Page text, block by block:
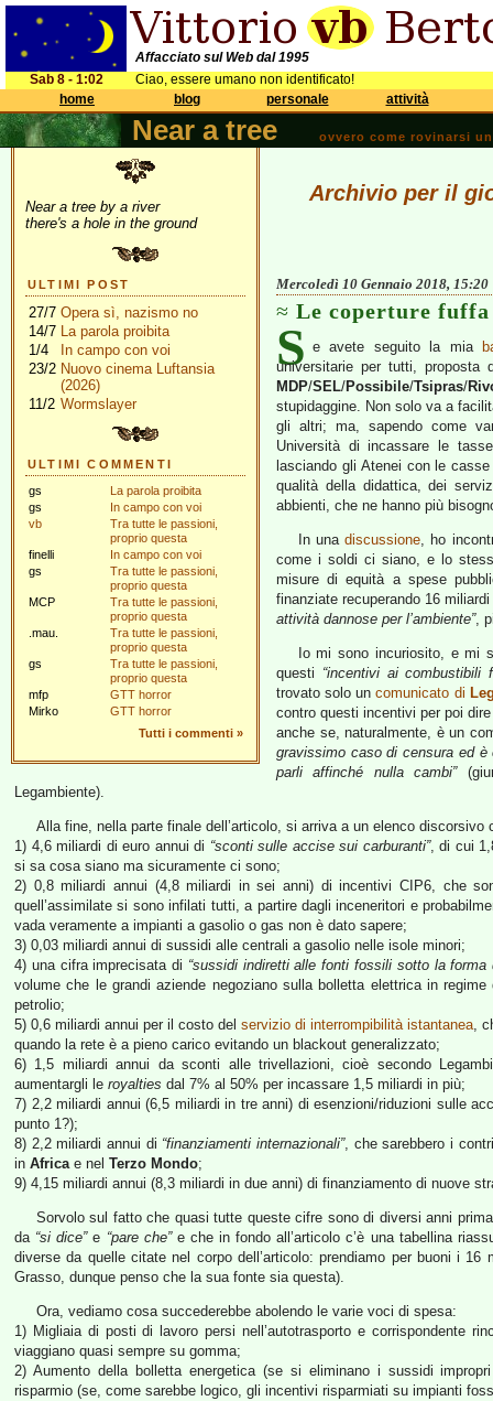
Affacciato sul Web dal 1995
Sab 8 - 1:02
Ciao, essere umano non identificato!
home
blog personale attività
Near a tree ovvero come rovinarsi
Near a tree by a river
there's a hole in the ground
ULTIMI POST
27/7 Opera sì, nazismo no
14/7 La parola proibita
1/4
In campo con voi
23/2 Nuovo cinema Luftansia
(2026)
11/2 Wormslayer
ULTIMI COMMENTI
gs
La parola proibita
gs
In campo con voi
vb
Tra tutte le passioni,
proprio questa
finelli
In campo con voi
gs
Tra tutte le passioni,
proprio questa
MCP
Tra tutte le passioni,
proprio questa
.mau.
Tra tutte le passioni,
proprio questa
gs
Tra tutte le passioni,
proprio questa
mfp
GTT horror
Mirko
GTT horror
Tutti i commenti »
Archivio per il
Mercoledì 10 Gennaio 2018, 15:20
Le coperture
S e avete seguito la mia
universitarie per tutti, proposta
MDP/SEL/Possibile/Tsipras/
stupidaggine. Non solo va a
gli altri; ma, sapendo come
Università di incassare le
lasciando gli Atenei con le
qualità della didattica, dei
abbienti, che ne hanno più
In unadiscussione, ho
come i soldi ci siano, e lo
misure di equità a spese
finanziate recuperando 16
attività dannose per l’ambiente”,
Io mi sono incuriosito, e mi
questi “incentivi ai combustibili
trovato solo uncomunicato di
contro questi incentivi per poi
anche se, naturalmente, è un
gravissimo caso di censura ed
parli affinché nulla cambi”
Legambiente).
Alla fine, nella parte finale dell’articolo, si arriva a un elenco discorsivo
1) 4,6 miliardi di euro annui di “sconti sulle accise sui carburanti”, di cui
si sa cosa siano ma sicuramente ci sono;
2) 0,8 miliardi annui (4,8 miliardi in sei anni) di incentivi CIP6, che
quell’assimilate si sono infilati tutti, a partire dagli inceneritori e
vada veramente a impianti a gasolio o gas non è dato sapere;
3) 0,03 miliardi annui di sussidi alle centrali a gasolio nelle isole minori;
4) una cifra imprecisata di “sussidi indiretti alle fonti fossili sotto la
volume che le grandi aziende negoziano sulla bolletta elettrica in
petrolio;
5) 0,6 miliardi annui per il costo del servizio di interrompibilità istantanea,
quando la rete è a pieno carico evitando un blackout generalizzato;
6) 1,5 miliardi annui da sconti alle trivellazioni, cioè secondo
aumentargli le royalties dal 7% al 50% per incassare 1,5 miliardi in più;
7) 2,2 miliardi annui (6,5 miliardi in tre anni) di esenzioni/riduzioni sulle
punto 1?);
8) 2,2 miliardi annui di “finanziamenti internazionali”, che sarebbero i
in Africae nel Terzo Mondo;
9) 4,15 miliardi annui (8,3 miliardi in due anni) di finanziamento di nuove
Sorvolo sul fatto che quasi tutte queste cifre sono di diversi anni
da “si dice”e “pare che”e che in fondo all’articolo c’è una tabellina
diverse da quelle citate nel corpo dell’articolo: prendiamo per buoni i
Grasso, dunque penso che la sua fonte sia questa).
Ora, vediamo cosa succederebbe abolendo le varie voci di spesa:
1) Migliaia di posti di lavoro persi nell’autotrasporto e corrispondente
viaggiano quasi sempre su gomma;
2) Aumento della bolletta energetica (se si eliminano i sussidi
risparmio (se, come sarebbe logico, gli incentivi risparmiati su impianti